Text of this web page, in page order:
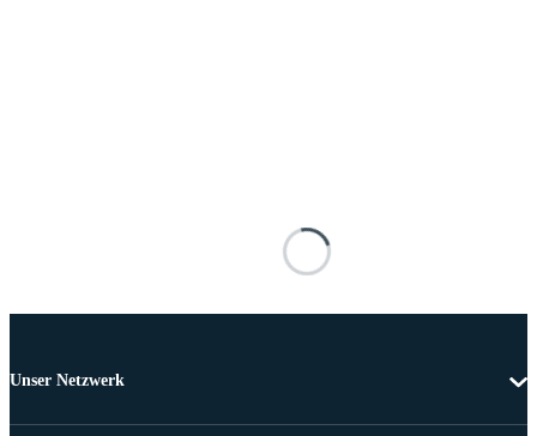
Unser Netzwerk